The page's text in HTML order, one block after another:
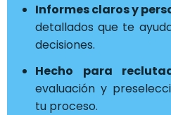
Informes claros y
detallados que te
decisiones.
Hecho para
evaluación y
tu proceso.